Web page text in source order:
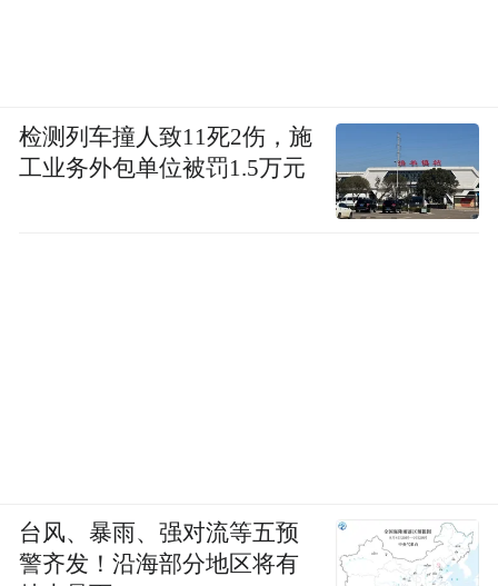
检测列车撞人致11死2伤，施
工业务外包单位被罚1.5万元
台风、暴雨、强对流等五预
警齐发！沿海部分地区将有